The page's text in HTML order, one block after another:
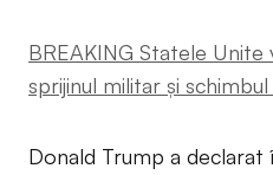
BREAKING Statele Unite
sprijinul militar și
Donald Trump a